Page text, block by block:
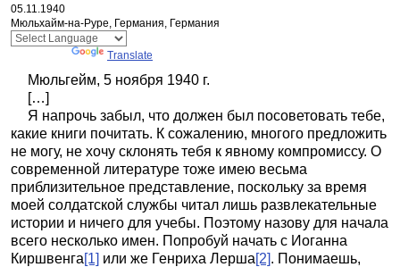
05.11.1940
Мюльхайм-на-Руре, Германия, Германия
Translate
Мюльгейм, 5 ноября 1940 г.
[…]
Я напрочь забыл, что должен был посоветовать тебе,
какие книги почитать. К сожалению, многого предложить
не могу, не хочу склонять тебя к явному компромиссу. О
современной литературе тоже имею весьма
приблизительное представление, поскольку за время
моей солдатской службы читал лишь развлекательные
истории и ничего для учебы. Поэтому назову для начала
всего несколько имен. Попробуй начать с Иоганна
Киршвенга[1] или же Генриха Лерша[2]. Понимаешь,